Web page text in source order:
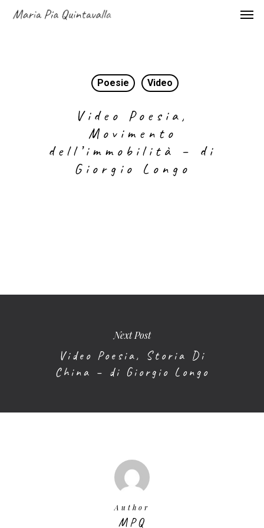
Poesie Video
Video Poesia,
Movimento
dell’immobilità – di
Giorgio Longo
Next Post
Video Poesia, Storia Di
China – di Giorgio Longo
Author
MPQ